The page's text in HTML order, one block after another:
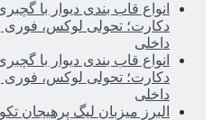
انواع قاب بندی دیوار با
دکارت؛ تحولی لوکس، فوری
داخلی
انواع قاب بندی دیوار با
دکارت؛ تحولی لوکس، فوری
داخلی
البرز میزبان لیگ پرهیجان